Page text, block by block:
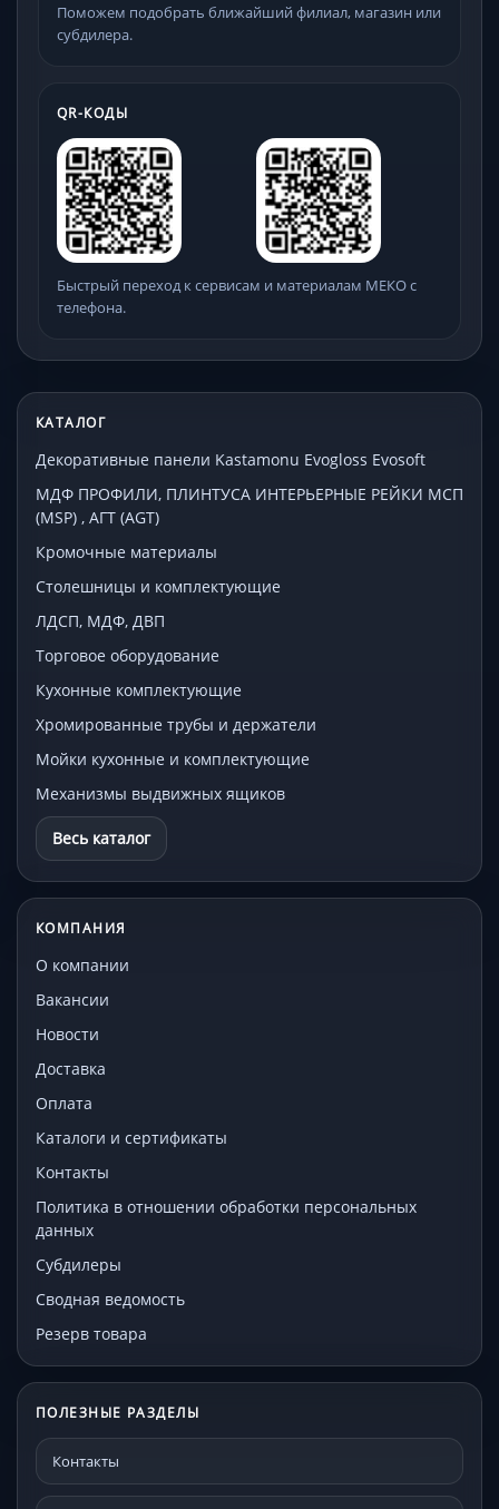
Поможем подобрать ближайший филиал, магазин или
субдилера.
QR-КОДЫ
Быстрый переход к сервисам и материалам МЕКО с
телефона.
КАТАЛОГ
Декоративные панели Kastamonu Evogloss Evosoft
МДФ ПРОФИЛИ, ПЛИНТУСА ИНТЕРЬЕРНЫЕ РЕЙКИ МСП
(MSP) , АГТ (AGT)
Кромочные материалы
Столешницы и комплектующие
ЛДСП, МДФ, ДВП
Торговое оборудование
Кухонные комплектующие
Хромированные трубы и держатели
Мойки кухонные и комплектующие
Механизмы выдвижных ящиков
Весь каталог
КОМПАНИЯ
О компании
Вакансии
Новости
Доставка
Оплата
Каталоги и сертификаты
Контакты
Политика в отношении обработки персональных
данных
Субдилеры
Сводная ведомость
Резерв товара
ПОЛЕЗНЫЕ РАЗДЕЛЫ
Контакты